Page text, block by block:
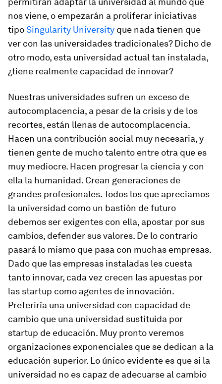
nos viene, o empezarán a proliferar iniciativas
tipoSingularity University que nada tienen que
ver con las universidades tradicionales? Dicho de
otro modo, esta universidad actual tan instalada,
¿tiene realmente capacidad de innovar?
Nuestras universidades sufren un exceso de
autocomplacencia, a pesar de la crisis y de los
recortes, están llenas de autocomplacencia.
Hacen una contribución social muy necesaria, y
tienen gente de mucho talento entre otra que es
muy mediocre. Hacen progresar la ciencia y con
ella la humanidad. Crean generaciones de
grandes profesionales. Todos los que apreciamos
la universidad como un bastión de futuro
debemos ser exigentes con ella, apostar por sus
cambios, defender sus valores. De lo contrario
pasará lo mismo que pasa con muchas empresas.
Dado que las empresas instaladas les cuesta
tanto innovar, cada vez crecen las apuestas por
las startup como agentes de innovación.
Preferiría una universidad con capacidad de
cambio que una universidad sustituida por
startup de educación. Muy pronto veremos
organizaciones exponenciales que se dedican a la
educación superior. Lo único evidente es que si la
universidad no es capaz de adecuarse al cambio